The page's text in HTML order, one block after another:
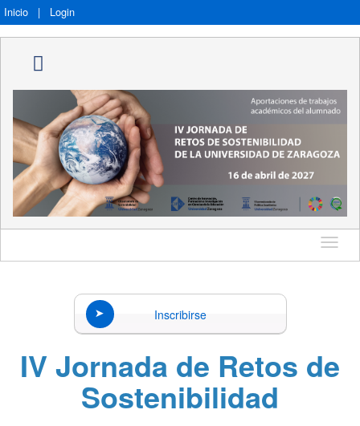
Inicio | Login
Idioma
Inscribirse
IV Jornada de Retos de
Sostenibilidad